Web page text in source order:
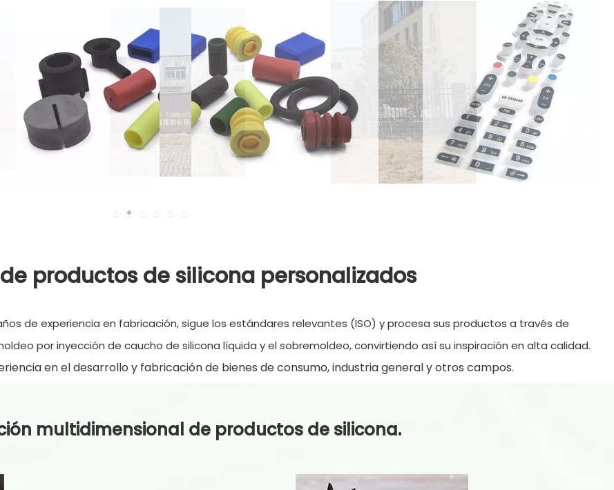
productos de silicona personalizados
de experiencia en fabricación, sigue los estándares relevantes (ISO) y procesa sus productos a través de
por inyección de caucho de silicona líquida y el sobremoldeo, convirtiendo así su inspiración en alta calidad.
en el desarrollo y fabricación de bienes de consumo, industria general y otros campos.
multidimensional de productos de silicona.